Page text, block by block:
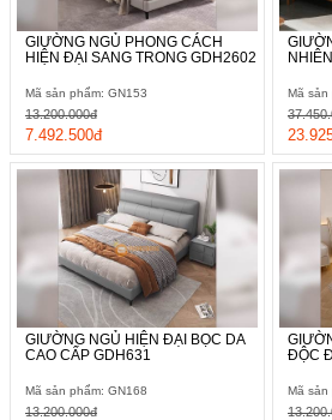
GIƯỜNG NGỦ PHONG CÁCH
HIỆN ĐẠI SANG TRONG GDH2602
Mã sản phẩm: GN153
7.492.500đ
13.200.000đ
Mã sản
GIƯỜNG NGỦ HIỆN ĐẠI BỌC DA
CAO CẤP GDH631
Mã sản phẩm: GN168
13.200.000đ
ĐỘC
Mã sản